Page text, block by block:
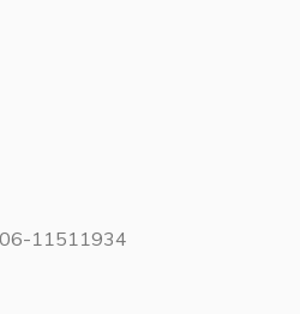
11511934